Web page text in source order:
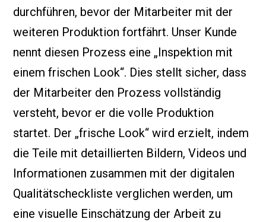
durchführen, bevor der Mitarbeiter mit der
weiteren Produktion fortfährt. Unser Kunde
nennt diesen Prozess eine „Inspektion mit
einem frischen Look“. Dies stellt sicher, dass
der Mitarbeiter den Prozess vollständig
versteht, bevor er die volle Produktion
startet. Der „frische Look“ wird erzielt, indem
die Teile mit detaillierten Bildern, Videos und
Informationen zusammen mit der digitalen
Qualitätscheckliste verglichen werden, um
eine visuelle Einschätzung der Arbeit zu